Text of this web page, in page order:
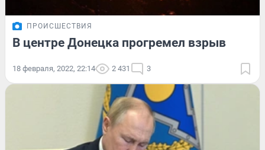
ПРОИСШЕСТВИЯ
В центре Донецка прогремел взрыв
18 февраля, 2022, 22:14 2 431 3